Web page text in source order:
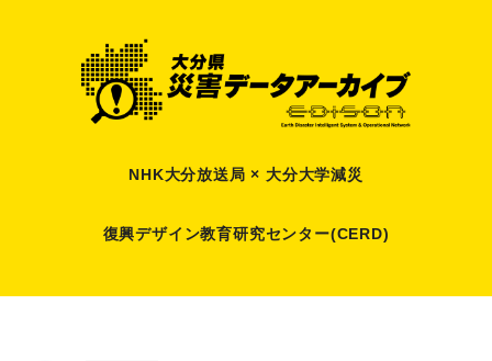
NHK大分放送局 × 大分大学減災
復興デザイン教育研究センター(CERD)